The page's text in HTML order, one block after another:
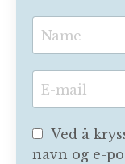
Ved å
navn og e-